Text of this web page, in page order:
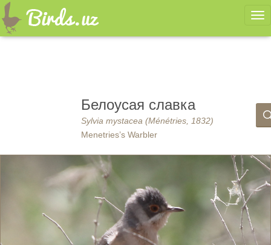
Белоусая славка
Sylvia mystacea (Ménétries, 1832)
Menetries’s Warbler